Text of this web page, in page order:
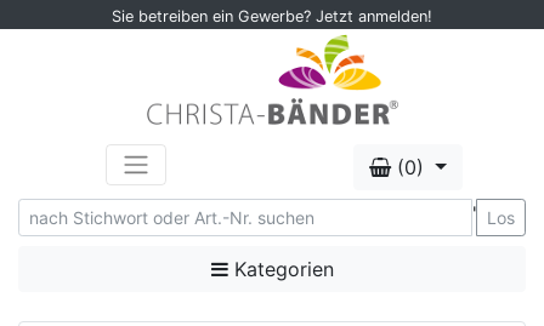
Sie betreiben ein Gewerbe? Jetzt anmelden!
(0)
' Los
Kategorien